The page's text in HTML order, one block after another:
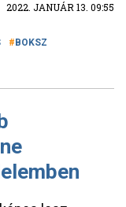
2022. JANUÁR 13. 09:55
BOKSZ